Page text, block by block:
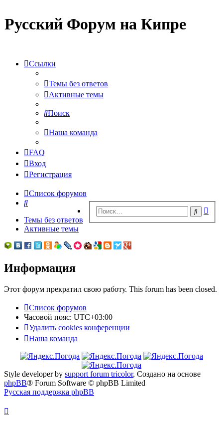
Русский Форум на Кипре
Ссылки
Темы без ответов
Активные темы
Поиск
Наша команда
FAQ
Вход
Регистрация
Список форумов
Поиск
Поиск
Темы без ответов
Активные темы
Информация
Этот форум прекратил свою работу. This forum has been closed.
Список форумов
Часовой пояс: UTC+03:00
Удалить cookies конференции
Наша команда
Style developer by support forum tricolor, Создано на основе
phpBB® Forum Software © phpBB Limited
Русская поддержка phpBB